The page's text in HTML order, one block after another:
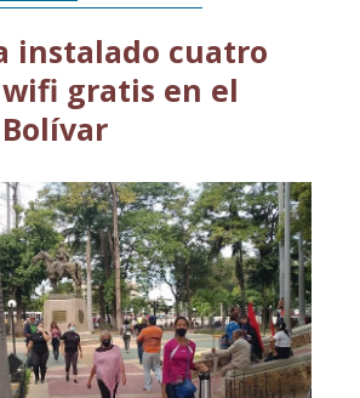
instalado cuatro
gratis en el